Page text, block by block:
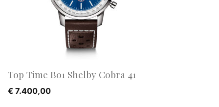
Top Time B01 Shelby Cobra 41
€ 7.400,00